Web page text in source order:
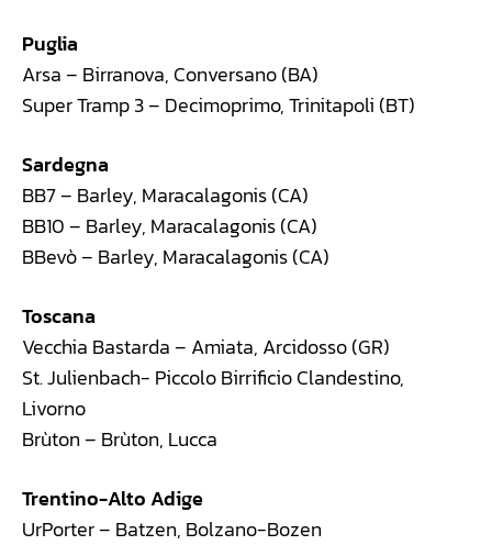
Puglia
Arsa – Birranova, Conversano (BA)
Super Tramp 3 – Decimoprimo, Trinitapoli (BT)
Sardegna
BB7 – Barley, Maracalagonis (CA)
BB10 – Barley, Maracalagonis (CA)
BBevò – Barley, Maracalagonis (CA)
Toscana
Vecchia Bastarda – Amiata, Arcidosso (GR)
St. Julienbach- Piccolo Birrificio Clandestino,
Livorno
Brùton – Brùton, Lucca
Trentino-Alto Adige
UrPorter – Batzen, Bolzano-Bozen